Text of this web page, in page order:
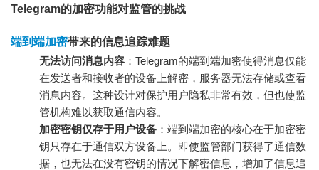
Telegram的加密功能对监管的挑战
端到端加密带来的信息追踪难题
无法访问消息内容 ：Telegram的端到端加密使得消息仅能
在发送者和接收者的设备上解密，服务器无法存储或查看
消息内容。这种设计对保护用户隐私非常有效，但也使监
管机构难以获取通信内容。
加密密钥仅存于用户设备 ：端到端加密的核心在于加密密
钥只存在于通信双方设备上。即使监管部门获得了通信数
据，也无法在没有密钥的情况下解密信息，增加了信息追